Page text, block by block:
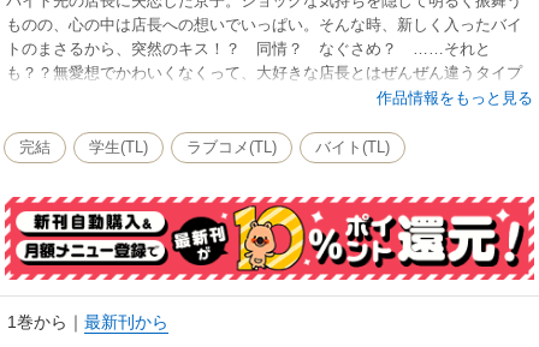
ものの、心の中は店長への想いでいっぱい。そんな時、新しく入ったバイ
トのまさるから、突然のキス！？ 同情？ なぐさめ？ ……それと
も？？無愛想でかわいくなくって、大好きな店長とはぜんぜん違うタイプ
なのに、少しずつまさるに惹かれていく京子。彼の真意がわからないま
版「大好き！」に収録されています。重複購入にご注意ください。
作品情報をもっと見る
完結 学生(TL) ラブコメ(TL) バイト(TL)
1巻から ｜ 最新刊から